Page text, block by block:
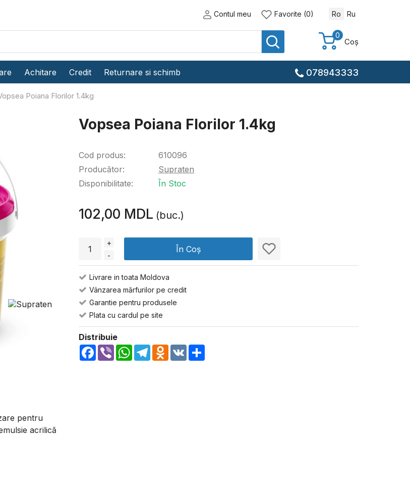
Contul meu Favorite (0) Ro Ru
0
Coș
Achitare Credit Returnare si schimb 078943333
Poiana Florilor 1.4kg
pentru
acrilică
Vopsea Poiana Florilor 1.4kg
Cod produs:
Producător:
Disponibilitate:
610096
Supraten
În Stoc
102,00 MDL (buc.)
+
-
În Coș
Livrare in toata Moldova
Vânzarea mărfurilor pe credit
Garantie pentru produsele
Plata cu cardul pe site
Distribuie
Facebook
Viber WhatsApp
TelegramOdnoklassniki
VK